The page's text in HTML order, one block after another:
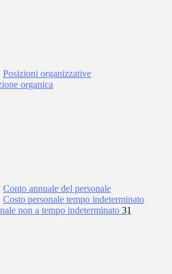
Posizioni organizzative
organica
Conto annuale del personale
Costo personale tempo indeterminato
non a tempo indeterminato 31